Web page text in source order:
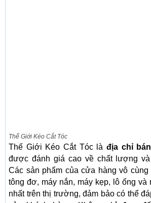
Thế Giới Kéo Cắt Tóc
Thế Giới Kéo Cắt Tóc là địa chỉ
được đánh giá cao về chất lượng
Các sản phẩm của cửa hàng vô cùng
tông đơ, máy nắn, máy kẹp, lô ống và
nhất trên thị trường, đảm bảo có thể